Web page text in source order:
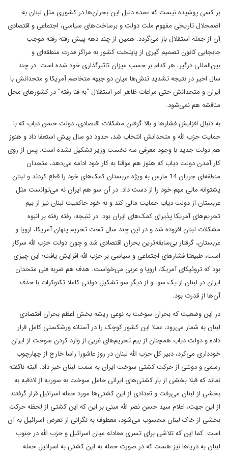
بر کسی پوشیده نیست که عمده دلیل این بحران‌ها در کشوری مثل لبنان به
اضمحلال تاریخی مفهوم ملت دولت و برساخت‌های سیاسی، اجتماعی و اقتصادی
آن از جمله استقلال باز می‌گردد. همین از چند دهه پیش رفته رفته موجب
جابجایی کانون تصمیم گیری از پایتخت کشور به مراکز قدرت منطقه‌ای و
بین‌المللی درگیر، هر کدام بر حسب میزان تاثیرگذاری خود شده است. در چند
سال اخیر در نتیجه تشدید تنش‌ها میان دو جبهه متخاصم آمریکا و متحدانش با
ایران و متحدانش حتی مراعات ظاهر امر استقلال "به فنا رفته" در کشورهای محل
مناقشه هم نمی‌شود.
به دنبال افزایش فشارها و بالا گرفتن مشکلات اقتصادی، دولت حسن دیاب که با
حمایت حزب الله و متحدانش انتخاب شد، حدود دو سال پیش استعفا داد و هنوز
هم دولت جدید با وجود معرفی سه نخست وزیر تشکیل نشده است. پس از روی
کار آمدن دولت دیاب که هنوز هم موقتا به کار خود ادامه می‌دهد، متحدان
منطقه‌ای جریان 14 مارس به ویژه عربستان کمک‌های خود را قطع کردند و لبنان
پشتوانه مالی مهم خود را از دست داد. در آن سو هم ایران نه می‌توانست مثل
عربستان از دولت دیاب حمایت مالی کند و نه خود حاکمیت لبنان نیز از بیم
تحریم‌های آمریکا پذیرای کمک‌های ایران بود. در نتیجه، رفته رفته بر انبوه
مشکلات لبنان افزوده شد و در این چند سال تحت تحریم پنهان آمریکا، اروپا و
عربستان، گرفتار بی‌سابقه‌ترین بحران اقتصادی شد و چون دولت حزب الله سرکار
است، طبیعتا فشارهای اجتماعی و سیاسی بر حزب الله افزایش یافت؛ این چیزی
بود که تروئیکای آمریکا، اروپا و عربی می‌خواست. هدف هم ضربه فنی متحدان
ایران در لبنان از یک سو، و از دیگر سو تشکیل دولتی کاملا تکنوکرات با حذف
آن‌ها از قدرت بود.
در این وضعیت که بحران سوخت به نوعی ریشه بخش اعظم بحران اقتصادی
لبنان به شمار می‌رود، عملا این کشور کوچک را در آستانه ورشکستی کامل قرار
داده و دولت دیاب همچنان از بیم تحریم‌های غربی از وارد کردن سوخت از ایران
خودداری می‌کرد، دبیر کل حزب الله لبنان در روز عاشورا راسا خارج از چهارچوب
رسمی و دولتی از حرکت کشتی سوخت ایران به سمت لبنان خبر داد. البته ناگفته
نماند که قبلا بخشی از بار کشتی‌های ایرانی حامل سوخت به سوریه از لاذقیه به
بخشی از لبنان می‌رفت و تعدادی از این کشتی‌ها مورد حمله اسرائیل قرار گرفتند.
از این جهت، اعلام سید حسن نصر الله مبنی بر این که این کشتی از لحظه حرکت
بخشی از خاک لبنان محسوب می‌شود، معطوف به نگرانی از تعرض اسرائیل به آن
است. کما این که تلاشی برای تسری معادله میان اسرائیل و حزب الله در جنوب
لبنان به دریاها نیز هست که در صورت حمله به این کشتی به اسرائیل حمله